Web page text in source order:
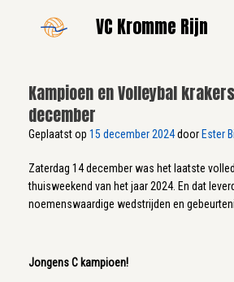
VC Kromme Rijn
Kampioen en Volleybal
december
Geplaatst op 15 december 2024door Ester
Zaterdag 14 december was het laatste
thuisweekend van het jaar 2024. En dat
noemenswaardige wedstrijden en
Jongens C kampioen!